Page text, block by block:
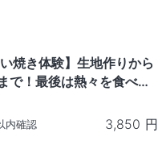
い焼き体験】生地作りから
で！最後は熱々を食べよ
内確認 3,850 円